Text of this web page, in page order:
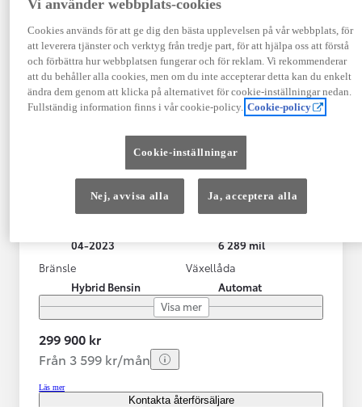
Toyota Yaris Cross
Toyota Yaris Cross 1,5 Hybrid Adventure Drag V-Hjul
KRYLBO
04-2023
6 289 mil
Bränsle
Hybrid Bensin
Växellåda
Automat
Visa mer
299 900 kr
Från 3 599 kr/mån
Läs mer
Kontakta återförsäljare
Vi använder webbplats-cookies
Cookies används för att ge dig den bästa upplevelsen på vår webbplats, för
att leverera tjänster och verktyg från tredje part, för att hjälpa oss att förstå
och förbättra hur webbplatsen fungerar och för reklam. Vi rekommenderar
att du behåller alla cookies, men om du inte accepterar detta kan du enkelt
ändra dem genom att klicka på alternativet för cookie-inställningar nedan.
Fullständig information finns i vår cookie-policy. Cookie-policy
Cookie-inställningar
Nej, avvisa alla Ja, acceptera alla